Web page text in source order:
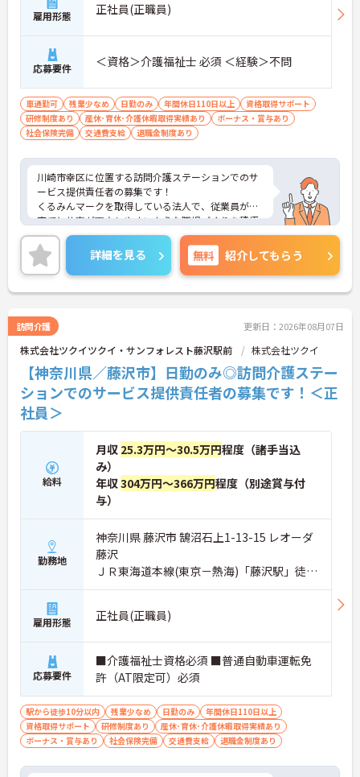
雇用形態 正社員(正職員)
応募要件 ＜資格＞介護福祉士 必須 ＜経験＞不問
車通勤可 残業少なめ 日勤のみ 年間休日110日以上
資格取得サポート
研修制度あり
産休･育休･介護休暇取得実績あり
ボーナス・賞与あり
社会保険完備
交通費支給 退職金制度あり
川崎市幸区に位置する訪問介護ステーションでのサ
ービス提供責任者の募集です！
くるみんマークを取得している法人で、従業員が子
育てと仕事が両立しやすいような職場づくりを積極
的に行っています。
ご興味ある方には、面接対策ポイントなど、さらに
詳細をお話しいたしますのでお気軽にご相談くださ
い！
詳細を見る 無料 紹介してもらう
訪問介護 更新日：2026年08月07日
株式会社ツクイツクイ・サンフォレスト藤沢駅前 株式会社ツクイ
【神奈川県／藤沢市】日勤のみ◎訪問介護ステー
ションでのサービス提供責任者の募集です！＜正
社員＞
給料
月収 25.3万円～30.5万円程度（諸手当込
み）
年収304万円～366万円程度（別途賞与付
与）
勤務地
神奈川県 藤沢市 鵠沼石上1-13-15 レオーダ
藤沢
ＪＲ東海道本線(東京－熱海)「藤沢駅」徒歩
4分
雇用形態 正社員(正職員)
応募要件
■介護福祉士資格必須 ■普通自動車運転免
許（AT限定可）必須
駅から徒歩10分以内 残業少なめ 日勤のみ
年間休日110日以上
資格取得サポート
研修制度あり
産休･育休･介護休暇取得実績あり
ボーナス・賞与あり
社会保険完備 交通費支給 退職金制度あり